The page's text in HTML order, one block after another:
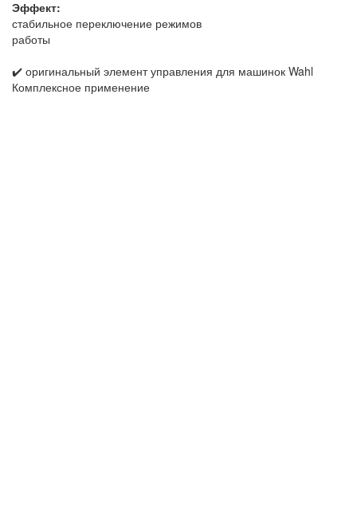
Эффект:
стабильное переключение режимов
работы
✔️ оригинальный элемент управления для машинок Wahl
Комплексное применение